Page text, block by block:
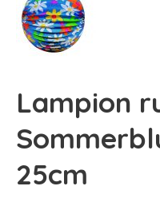
Lampion
25cm